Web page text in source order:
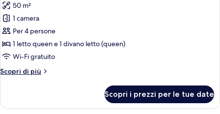
le
foto
per
Appartamento
Deluxe
50 m²
1 camera
Per 4 persone
1 letto queen e 1 divano letto (queen)
Wi-Fi gratuito
Scopri di più
Altri
Deluxe
Scopri i prezzi per le tue date